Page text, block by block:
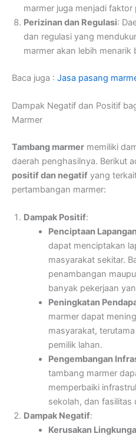
marmer juga menjadi faktor
Perizinan dan Regulasi:
dan regulasi yang
marmer akan lebih menarik
Baca juga : Jasa pasang
Dampak Negatif dan Positif
Marmer
Tambang marmer memiliki
daerah penghasilnya. Berikut
positif dan negatif yang
pertambangan marmer:
Dampak Positif:
Penciptaan
dapat menciptakan
masyarakat sekitar.
penambangan
banyak pekerjaan
Peningkatan
marmer dapat
masyarakat,
pemilik lahan.
Pengembangan
tambang marmer
memperbaiki
sekolah, dan fasilitas
Dampak Negatif:
Kerusakan